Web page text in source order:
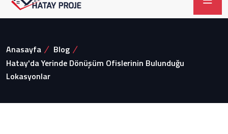
Anasayfa
Blog
Hatay'da Yerinde Dönüşüm Ofislerinin Bulunduğu
Lokasyonlar